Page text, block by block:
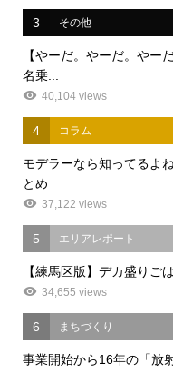
3 その他
【やーだ。やーだ。やー
名乗...
40,104 views
4 コラム
モデラーなら知ってるよ
とめ
37,122 views
5 エリアレポート
【練馬区版】デカ盛りご
34,655 views
6 まちづくり
事業開始から16年の「放